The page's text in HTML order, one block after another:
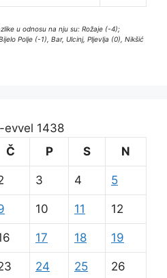
u odnosu na nju su: Rožaje (-4);
Polje (-1), Bar, Ulcinj, Pljevlja (0), Nikšić
evvel 1438
Č P S N
3 4 5
10 11 12
17 18 19
24 25 26